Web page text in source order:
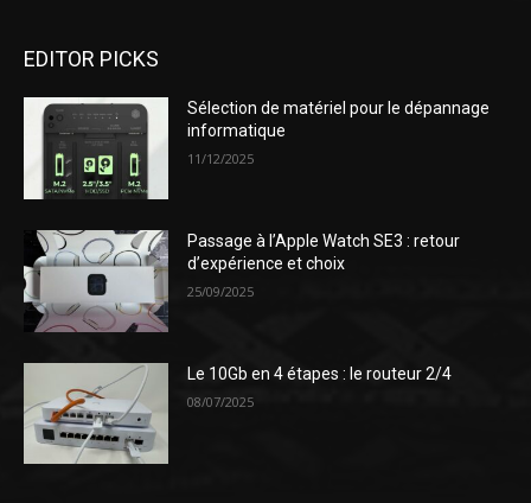
EDITOR PICKS
Sélection de matériel pour le dépannage
informatique
11/12/2025
Passage à l’Apple Watch SE3 : retour
d’expérience et choix
25/09/2025
Le 10Gb en 4 étapes : le routeur 2/4
08/07/2025